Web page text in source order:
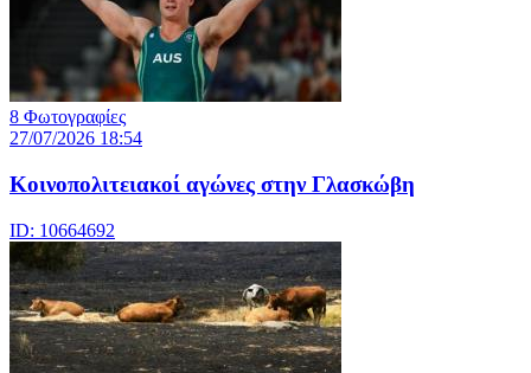
8 Φωτογραφίες
27/07/2026 18:54
Κοινοπολιτειακοί αγώνες στην Γλασκώβη
ID: 10664692